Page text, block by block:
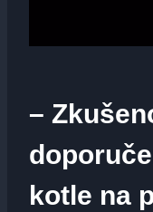
–
kotle na